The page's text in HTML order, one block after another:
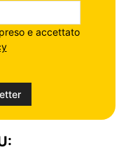
e accettato